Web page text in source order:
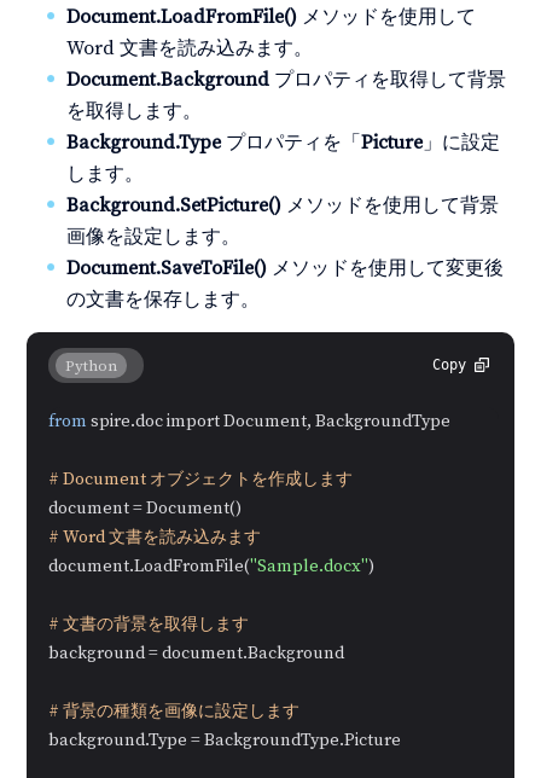
Document.LoadFromFile() メソッドを使用して
Word 文書を読み込みます。
Document.Background プロパティを取得して背景
を取得します。
Background.Typeプロパティを「Picture」に設定
します。
Background.SetPicture() メソッドを使用して背景
画像を設定します。
Document.SaveToFile() メソッドを使用して変更後
の文書を保存します。
Python Copy
from spire.doc import Document, BackgroundType
# Document オブジェクトを作成します
# Word 文書を読み込みます
document.LoadFromFile("Sample.docx")
# 文書の背景を取得します
background = document.Background
# 背景の種類を画像に設定します
background.Type = BackgroundType.Picture